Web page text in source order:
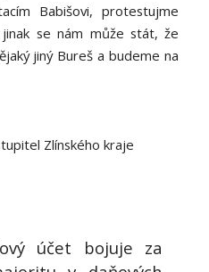
Babišovi, protestujme
se nám může stát, že
jiný Bureš a budeme na
Zlínského kraje
účet bojuje za